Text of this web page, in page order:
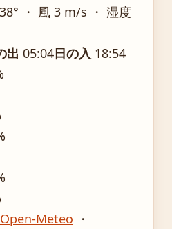
・ 風 3 m/s ・ 湿度
出 05:04日の入 18:54
Open-Meteo ・